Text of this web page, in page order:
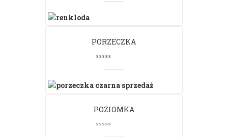
PORZECZKA
POZIOMKA